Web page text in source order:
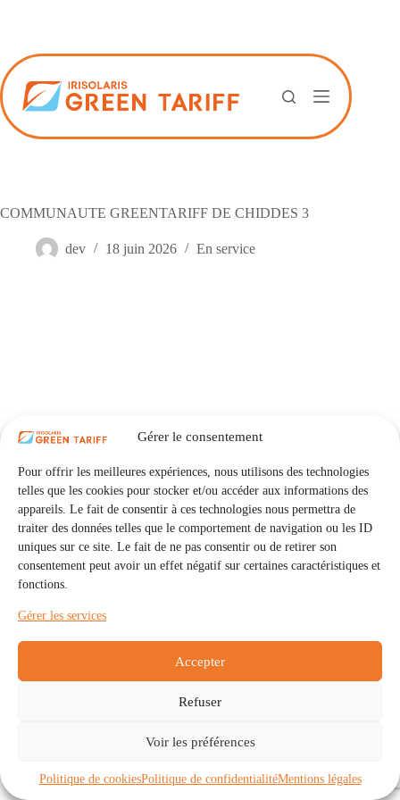
Gérer le consentement
Pour offrir les meilleures expériences, nous utilisons des technologies
telles que les cookies pour stocker et/ou accéder aux informations des
appareils. Le fait de consentir à ces technologies nous permettra de
traiter des données telles que le comportement de navigation ou les ID
uniques sur ce site. Le fait de ne pas consentir ou de retirer son
consentement peut avoir un effet négatif sur certaines caractéristiques et
fonctions.
Gérer les services
Accepter
Refuser
Voir les préférences
Politique de cookiesPolitique de confidentialitéMentions légales
COMMUNAUTE GREENTARIFF DE CHIDDES 3
dev 18 juin 2026 En service
Communautés
À propos
Politique de cookies (UE)